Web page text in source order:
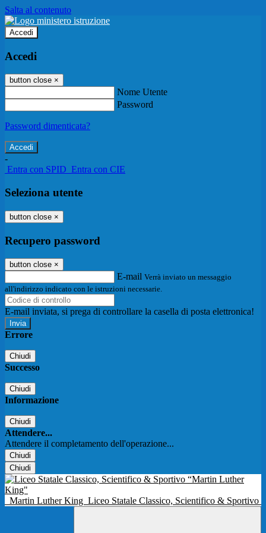
Salta al contenuto
Accedi
Accedi
button close ×
Nome Utente
Password
Password dimenticata?
-
Entra con SPID Entra con CIE
Seleziona utente
button close ×
Recupero password
button close ×
E-mail Verrà inviato un messaggio
all'indirizzo indicato con le istruzioni necessarie.
E-mail inviata, si prega di controllare la casella di posta elettronica!
Errore
Chiudi
Successo
Chiudi
Informazione
Chiudi
Attendere...
Attendere il completamento dell'operazione...
Chiudi
Chiudi
Martin Luther King Liceo Statale Classico, Scientifico & Sportivo